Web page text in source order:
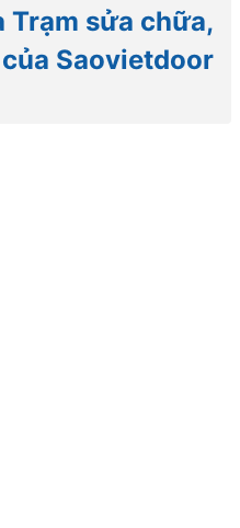
Trạm sửa chữa,
Saovietdoor